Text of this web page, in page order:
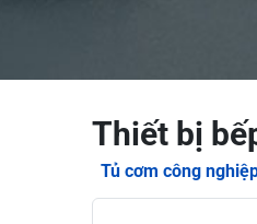
Thiết bị
Tủ cơm công